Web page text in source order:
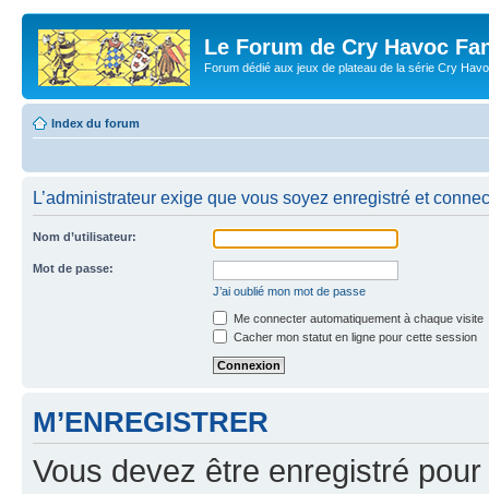
Le Forum de Cry Havoc
Forum dédié aux jeux de plateau de la série Cry
Index du forum
L’administrateur exige que vous soyez enregistré et
Nom d’utilisateur:
Mot de passe:
J’ai oublié mon mot de passe
Me connecter automatiquement à chaque visite
Cacher mon statut en ligne pour cette session
M’ENREGISTRER
Vous devez être enregistré